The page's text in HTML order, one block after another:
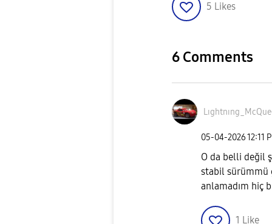
5 Likes
6 Comments
Lıghtnıng_McQue
‎05-04-202612:11
O da belli değil
stabil sürümmü
anlamadım hiç
1 Like